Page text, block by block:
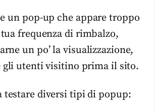
un pop-up che appare troppo
frequenza di rimbalzo,
un po’ la visualizzazione,
gli utenti visitino prima il sito.
testare diversi tipi di popup: